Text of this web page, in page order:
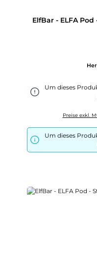
ElfBar - ELFA
Um dieses
Preise exkl.
Um dieses